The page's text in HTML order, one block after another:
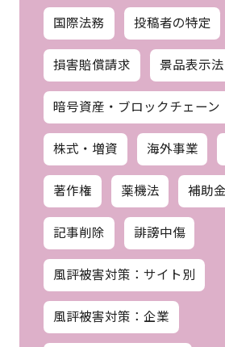
国際法務 投稿者の特定
損害賠償請求 景品表示法
暗号資産・ブロックチェーン
株式・増資 海外事業
著作権 薬機法 補助
記事削除 誹謗中傷
風評被害対策：サイト別
風評被害対策：企業